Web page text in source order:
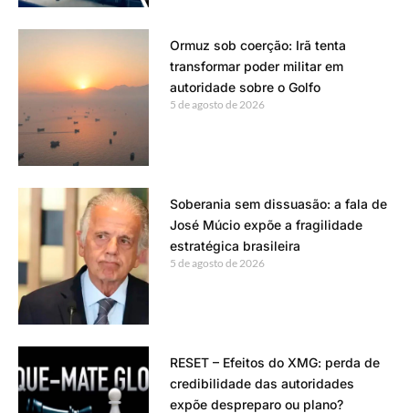
Ormuz sob coerção: Irã tenta
transformar poder militar em
autoridade sobre o Golfo
5 de agosto de 2026
Soberania sem dissuasão: a fala de
José Múcio expõe a fragilidade
estratégica brasileira
5 de agosto de 2026
RESET – Efeitos do XMG: perda de
credibilidade das autoridades
expõe despreparo ou plano?